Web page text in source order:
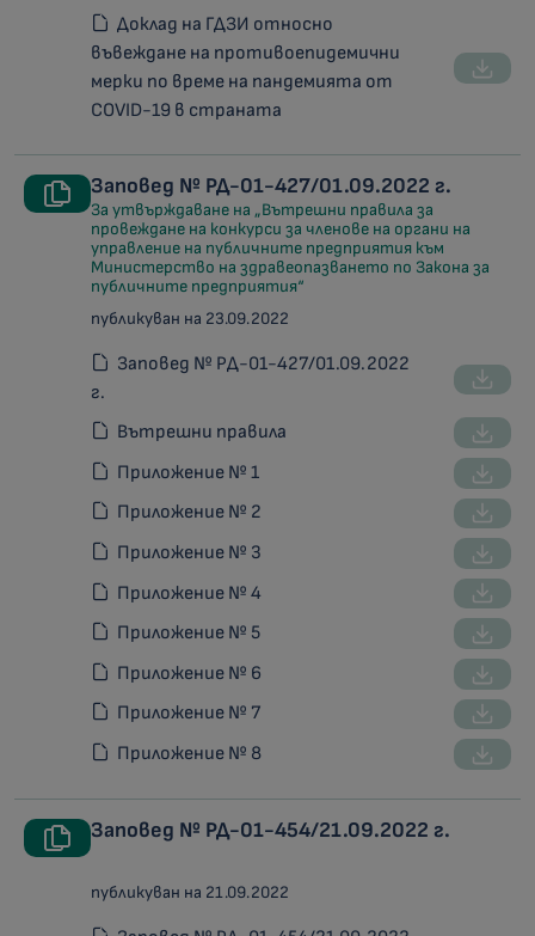
Доклад на ГДЗИ относно
въвеждане на противоепидемични
мерки по време на пандемията от
COVID-19 в страната
Заповед № РД-01-427/01.09.2022 г.
За утвърждаване на „Вътрешни правила за
провеждане на конкурси за членове на органи на
управление на публичните предприятия към
Министерство на здравеопазването по Закона за
публичните предприятия“
публикуван на 23.09.2022
Заповед № РД-01-427/01.09.2022
г.
Вътрешни правила
Приложение № 1
Приложение № 2
Приложение № 3
Приложение № 4
Приложение № 5
Приложение № 6
Приложение № 7
Приложение № 8
Заповед № РД-01-454/21.09.2022 г.
публикуван на 21.09.2022